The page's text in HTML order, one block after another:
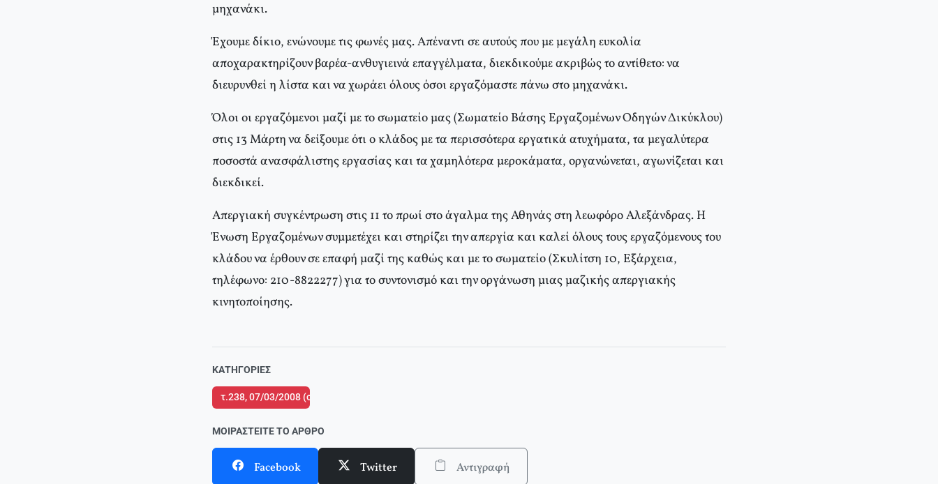
μηχανάκι.
Έχουμε δίκιο, ενώνουμε τις φωνές μας. Απέναντι σε αυτούς που με μεγάλη ευκολία
αποχαρακτηρίζουν βαρέα-ανθυγιεινά επαγγέλματα, διεκδικούμε ακριβώς το αντίθετο: να
διευρυνθεί η λίστα και να χωράει όλους όσοι εργαζόμαστε πάνω στο μηχανάκι.
Όλοι οι εργαζόμενοι μαζί με το σωματείο μας (Σωματείο Βάσης Εργαζομένων Οδηγών Δικύκλου)
στις 13 Μάρτη να δείξουμε ότι ο κλάδος με τα περισσότερα εργατικά ατυχήματα, τα μεγαλύτερα
ποσοστά ανασφάλιστης εργασίας και τα χαμηλότερα μεροκάματα, οργανώνεται, αγωνίζεται και
διεκδικεί.
Απεργιακή συγκέντρωση στις 11 το πρωί στο άγαλμα της Αθηνάς στη λεωφόρο Αλεξάνδρας. Η
Ένωση Εργαζομένων συμμετέχει και στηρίζει την απεργία και καλεί όλους τους εργαζόμενους του
κλάδου να έρθουν σε επαφή μαζί της καθώς και με το σωματείο (Σκυλίτση 10, Εξάρχεια,
τηλέφωνο: 210-8822277) για το συντονισμό και την οργάνωση μιας μαζικής απεργιακής
κινητοποίησης.
ΚΑΤΗΓΟΡΊΕΣ
τ.238, 07/03/2008 (σε ένθετο οι σελίδες της Αριστεράς με αφιέρωμα στην 1η Πανελλαδική Σύσκεψη του ΣΥΡΙΖΑ)
ΜΟΙΡΑΣΤΕΊΤΕ ΤΟ ΆΡΘΡΟ
Facebook Twitter Αντιγραφή